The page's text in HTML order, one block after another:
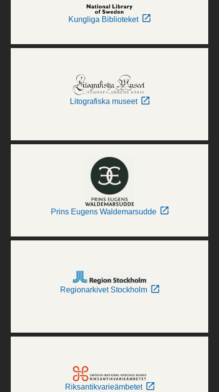
Kungliga Biblioteket
Litografiska museet
Prins Eugens Waldemarsudde
Regionarkivet Stockholm
Riksantikvarieämbetet